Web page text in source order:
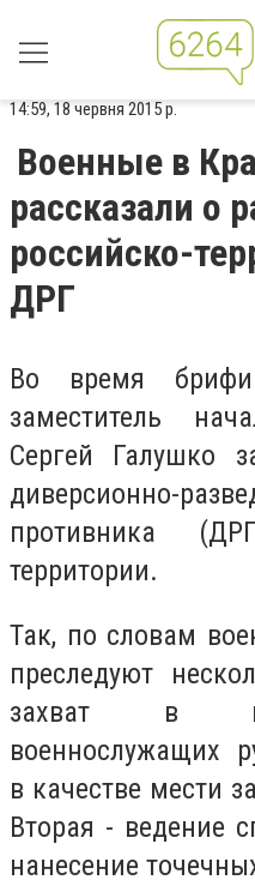
14:59, 18 червня 2015 р.
Военные в
рассказали о
российско-
ДРГ
Во время
заместитель
Сергей Галушко
диверсионно-
противника
территории.
Так, по словам
преследуют
захват в
военнослужащих
в качестве мести
Вторая - ведение
нанесение